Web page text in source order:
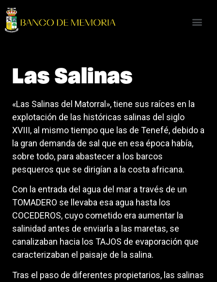
Las Salinas
«Las Salinas del Matorral», tiene sus raíces en la
explotación de las históricas salinas del siglo
XVIII, al mismo tiempo que las de Tenefé, debido a
la gran demanda de sal que en esa época había,
sobre todo, para abastecer a los barcos
pesqueros que se dirigían a la costa africana.
Con la entrada del agua del mar a través de un
TOMADERO se llevaba esa agua hasta los
COCEDEROS, cuyo cometido era aumentar la
salinidad antes de enviarla a las maretas, se
canalizaban hacia los TAJOS de evaporación que
caracterizaban el paisaje de la salina.
Tras el paso de diferentes propietarios, las salinas